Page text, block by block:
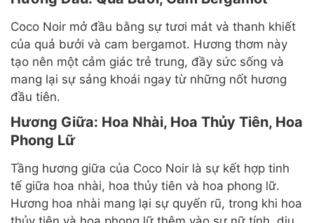
Coco Noir mở đầu bằng sự tươi mát và thanh khiết
của quả bưởi và cam bergamot. Hương thơm này
tạo nên một cảm giác trẻ trung, đầy sức sống và
mang lại sự sảng khoái ngay từ những nốt hương
đầu tiên.
Hương Giữa: Hoa Nhài, Hoa Thủy Tiên, Hoa
Phong Lữ
Tầng hương giữa của Coco Noir là sự kết hợp tinh
tế giữa hoa nhài, hoa thủy tiên và hoa phong lữ.
Hương hoa nhài mang lại sự quyến rũ, trong khi hoa